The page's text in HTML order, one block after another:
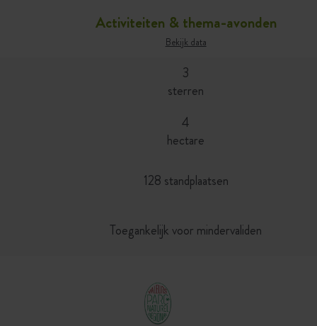
Activiteiten & thema-avonden
Bekijk data
3
sterren
4
hectare
128 standplaatsen
Toegankelijk voor mindervaliden